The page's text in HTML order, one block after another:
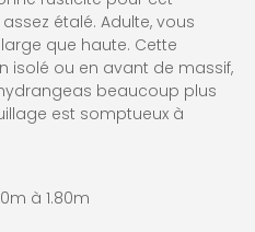
étalé. Adulte, vous
que haute. Cette
isolé ou en avant de massif,
beaucoup plus
est somptueux à
à 1.80m